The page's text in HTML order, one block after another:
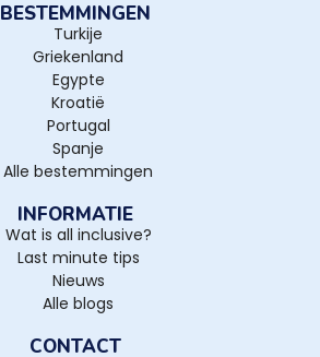
BESTEMMINGEN
Turkije
Griekenland
Egypte
Kroatië
Portugal
Spanje
Alle bestemmingen
INFORMATIE
Wat is all inclusive?
Last minute tips
Nieuws
Alle blogs
CONTACT